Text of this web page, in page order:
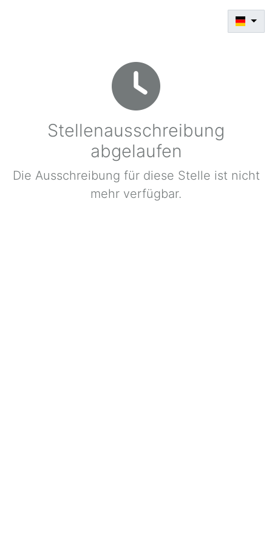
Stellenausschreibung
abgelaufen
Die Ausschreibung für diese Stelle ist nicht
mehr verfügbar.